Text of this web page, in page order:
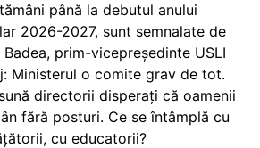
până la debutul anului
2026-2027, sunt semnalate de
Badea, prim-vicepreședinte USLI
Ministerul o comite grav de tot.
directorii disperați că oamenii
fără posturi. Ce se întâmplă cu
cu educatorii?